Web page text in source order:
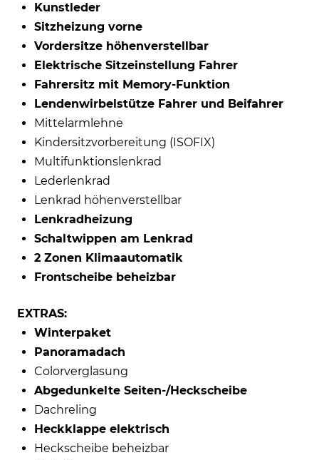
Kunstleder
Sitzheizung vorne
Vordersitze höhenverstellbar
Elektrische Sitzeinstellung Fahrer
Fahrersitz mit Memory-Funktion
Lendenwirbelstütze Fahrer und Beifahrer
Mittelarmlehne
Kindersitzvorbereitung (ISOFIX)
Multifunktionslenkrad
Lederlenkrad
Lenkrad höhenverstellbar
Lenkradheizung
Schaltwippen am Lenkrad
2 Zonen Klimaautomatik
Frontscheibe beheizbar
EXTRAS:
Winterpaket
Panoramadach
Colorverglasung
Abgedunkelte Seiten-/Heckscheibe
Dachreling
Heckklappe elektrisch
Heckscheibe beheizbar